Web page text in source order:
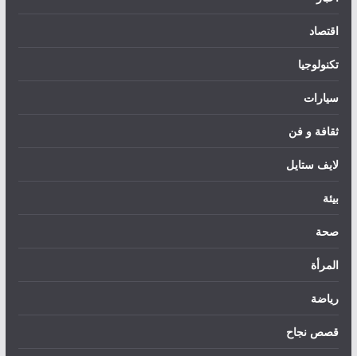
اقتصاد
تكنولوجيا
سيارات
ثقافة و فن
لايف ستايل
بيئة
صحة
المرأة
رياضة
قصص نجاح